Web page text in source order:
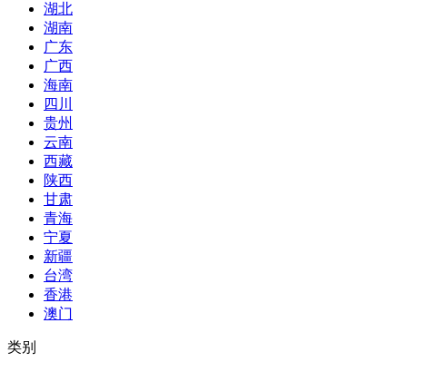
湖北
湖南
广东
广西
海南
四川
贵州
云南
西藏
陕西
甘肃
青海
宁夏
新疆
台湾
香港
澳门
类别